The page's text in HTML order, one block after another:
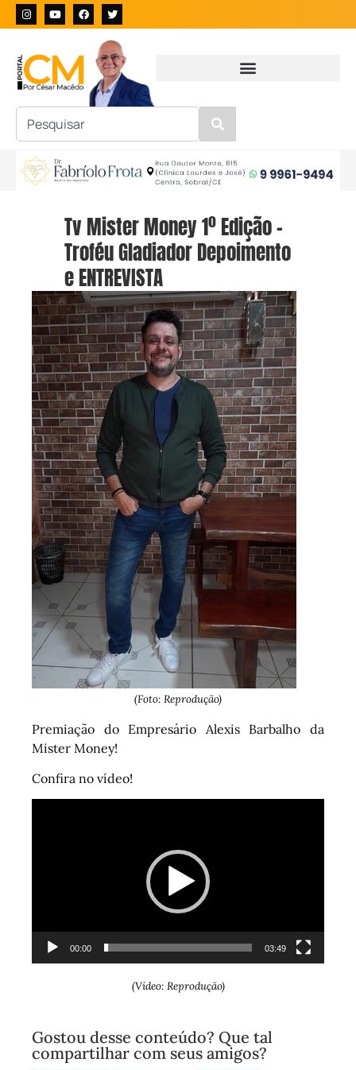
Tv Mister Money 1º Edição –
Troféu Gladiador Depoimento
e ENTREVISTA
(Foto: Reprodução)
Premiação do Empresário Alexis Barbalho da
Mister Money!
Confira no vídeo!
vídeo
00:00 03:49
(Vídeo: Reprodução)
Gostou desse conteúdo? Que tal
compartilhar com seus amigos?